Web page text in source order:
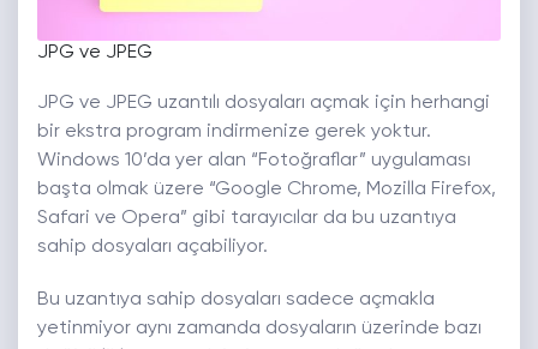
JPG ve JPEG
JPG ve JPEG uzantılı dosyaları açmak için herhangi
bir ekstra program indirmenize gerek yoktur.
Windows 10’da yer alan “Fotoğraflar” uygulaması
başta olmak üzere “Google Chrome, Mozilla Firefox,
Safari ve Opera” gibi tarayıcılar da bu uzantıya
sahip dosyaları açabiliyor.
Bu uzantıya sahip dosyaları sadece açmakla
yetinmiyor aynı zamanda dosyaların üzerinde bazı